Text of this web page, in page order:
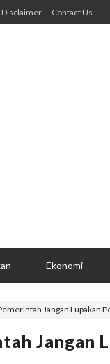
Disclaimer Contact Us
Ekonomi
Jangan Lupakan
Jangan